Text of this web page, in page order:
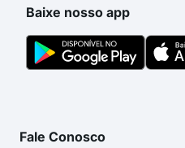
Baixe nosso app
Fale Conosco